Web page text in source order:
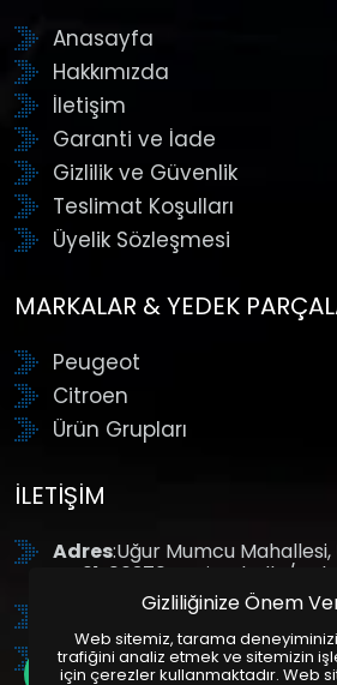
Anasayfa
Hakkımızda
İletişim
Garanti ve İade
Gizlilik ve Güvenlik
Teslimat Koşulları
Üyelik Sözleşmesi
MARKALAR & YEDEK
Peugeot
Citroen
Ürün Grupları
İLETIŞIM
Adres:Uğur Mumcu
No:61, 06370 Yenimahalle/
: +90 (312) 354 8888
GSM: +90 (532) 343 4085
Gizliliğinize Önem
Web sitemiz, tarama
trafiğini analiz etmek ve sitemizin
için çerezler kullanmaktadır. Web